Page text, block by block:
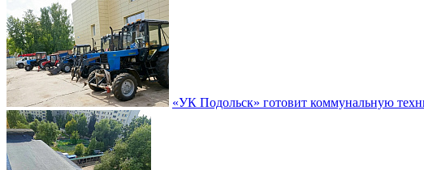
«УК Подольск» готовит коммунальную